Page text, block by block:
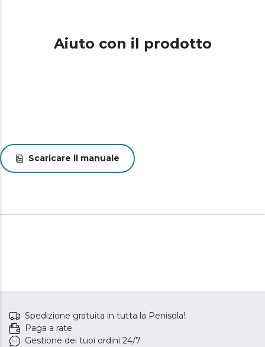
Aiuto con il prodotto
Scaricare il manuale
Spedizione gratuita in tutta la Penisola!
Paga a rate
Gestione dei tuoi ordini 24/7